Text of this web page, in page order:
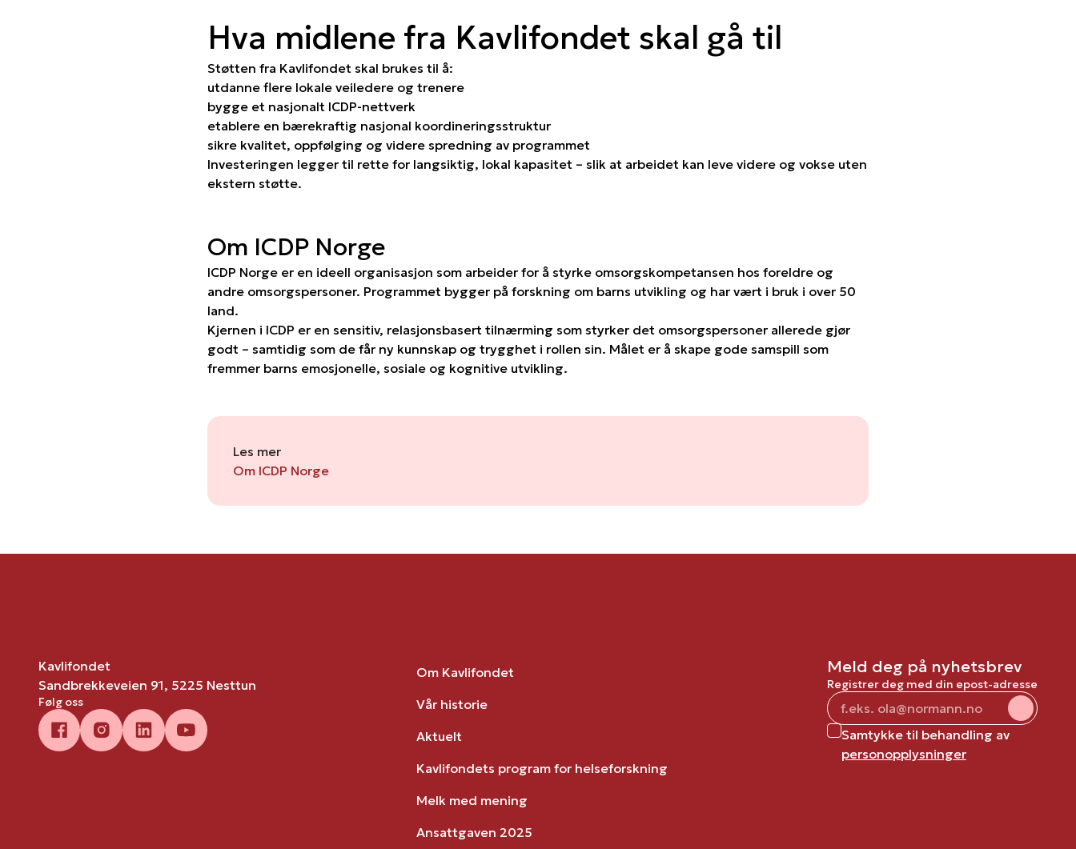
Hva midlene fra Kavlifondet skal gå til
Støtten fra Kavlifondet skal brukes til å:
utdanne flere lokale veiledere og trenere
bygge et nasjonalt ICDP-nettverk
etablere en bærekraftig nasjonal koordineringsstruktur
sikre kvalitet, oppfølging og videre spredning av programmet
Investeringen legger til rette for langsiktig, lokal kapasitet – slik at arbeidet kan leve videre og vokse uten
ekstern støtte.
Om ICDP Norge
ICDP Norge er en ideell organisasjon som arbeider for å styrke omsorgskompetansen hos foreldre og
andre omsorgspersoner. Programmet bygger på forskning om barns utvikling og har vært i bruk i over 50
land.
Kjernen i ICDP er en sensitiv, relasjonsbasert tilnærming som styrker det omsorgspersoner allerede gjør
godt – samtidig som de får ny kunnskap og trygghet i rollen sin. Målet er å skape gode samspill som
fremmer barns emosjonelle, sosiale og kognitive utvikling.
Les mer
Om ICDP Norge
Kavlifondet
Sandbrekkeveien 91, 5225 Nesttun
Følg oss
Om Kavlifondet
Vår historie
Aktuelt
Kavlifondets program for helseforskning
Melk med mening
Ansattgaven 2025
Meld deg på nyhetsbrev
Registrer deg med din epost-adresse
Samtykke til behandling av
personopplysninger